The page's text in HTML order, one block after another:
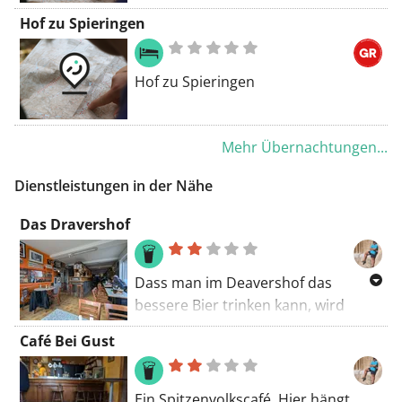
Hof zu Spieringen
Hof zu Spieringen
Mehr Übernachtungen...
Dienstleistungen in der Nähe
Das Dravershof
Dass man im Deavershof das
bessere Bier trinken kann, wird
schnell klar, wenn man eintritt. Orval
Und an der Theke stehen mehr als
100 verschiedene Biersorten zur
Café Bei Gust